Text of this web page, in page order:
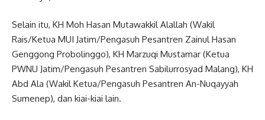
Selain itu, KH Moh Hasan Mutawakkil Alallah (Wakil
Rais/Ketua MUI Jatim/Pengasuh Pesantren Zainul Hasan
Genggong Probolinggo), KH Marzuqi Mustamar (Ketua
PWNU Jatim/Pengasuh Pesantren Sabilurrosyad Malang), KH
Abd Ala (Wakil Ketua/Pengasuh Pesantren An-Nuqayyah
Sumenep), dan kiai-kiai lain.